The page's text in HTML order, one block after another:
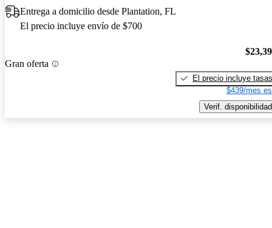
Entrega a domicilio desde Plantation, FL
El precio incluye envío de $700
Gran oferta
El precio incluye tasas
$439/mes
Verif. disponibilidad